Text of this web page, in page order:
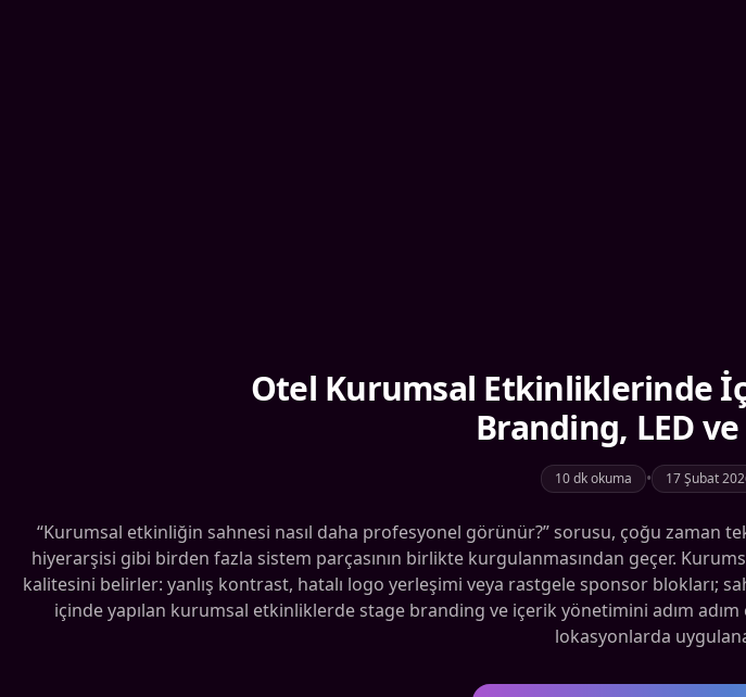
Otel Kurumsal Etkinliklerinde
Branding, LED
10 dk okuma • 17 Şubat
“Kurumsal etkinliğin sahnesi nasıl daha profesyonel görünür?” sorusu, çoğu zaman
hiyerarşisi gibi birden fazla sistem parçasının birlikte kurgulanmasından geçer.
kalitesini belirler: yanlış kontrast, hatalı logo yerleşimi veya rastgele sponsor blokları;
içinde yapılan kurumsal etkinliklerde stage branding ve içerik yönetimini adım
lokasyonlarda